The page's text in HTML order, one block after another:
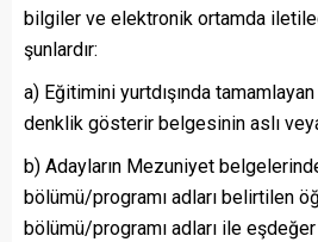
bilgiler ve elektronik ortamda
şunlardır:
a) Eğitimini yurtdışında
denklik gösterir belgesinin aslı
b) Adayların Mezuniyet
bölümü/programı adları belirtilen
bölümü/programı adları ile